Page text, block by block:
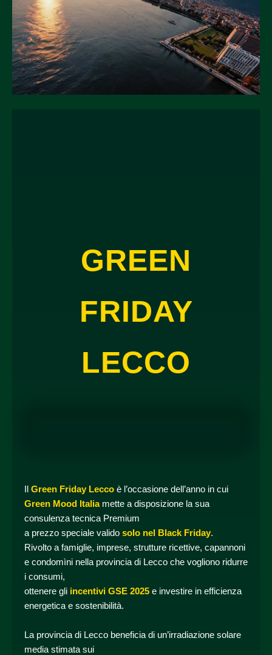
GREEN
FRIDAY
LECCO
Green Friday Lecco è l’occasione dell’anno in cui
Green Mood Italiamette a disposizione la sua
consulenza tecnica Premium
a prezzo speciale valido solo nel Black Friday.
Rivolto a famiglie, imprese, strutture ricettive, capannoni
e condomìni nella provincia di Lecco che vogliono ridurre
i consumi,
ottenere gli incentivi GSE 2025 e investire in efficienza
energetica e sostenibilità.
La provincia di Lecco beneficia di un’irradiazione solare
media stimata sui